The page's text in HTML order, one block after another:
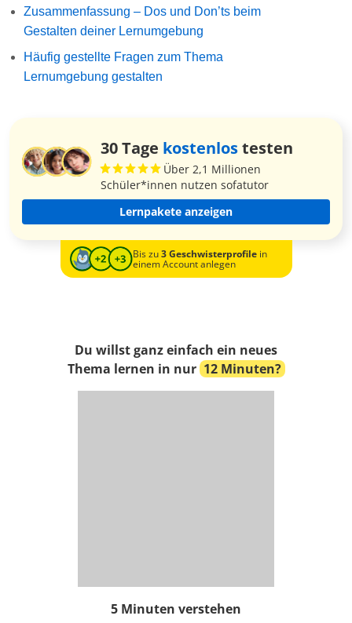
Zusammenfassung – Dos und Don’ts beim
Gestalten deiner Lernumgebung
Häufig gestellte Fragen zum Thema
Lernumgebung gestalten
30 Tage kostenlostesten
Über 2,1 Millionen
Schüler*innen nutzen sofatutor
Lernpakete anzeigen
Bis zu3 Geschwisterprofilein
einem Account anlegen
Du willst ganz einfach ein neues
Thema lernen in nur 12 Minuten?
5 Minuten verstehen